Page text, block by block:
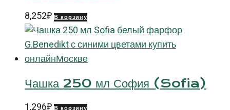
8,252₽ В корзину
Чашка 250 мл София (Sofia)